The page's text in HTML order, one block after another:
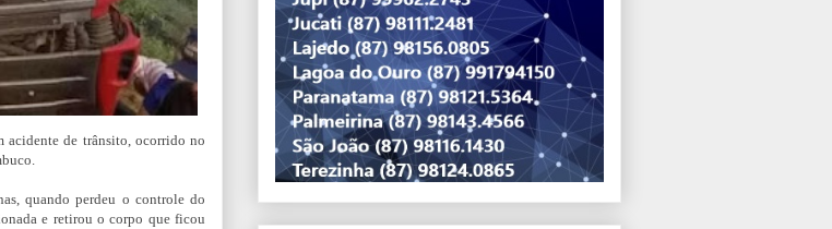
acidente de trânsito, ocorrido no
quando perdeu o controle do
e retirou o corpo que ficou